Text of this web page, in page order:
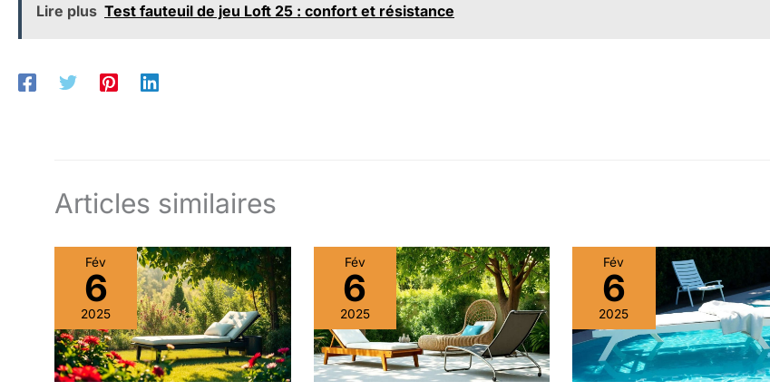
Lire plus Test fauteuil de jeu Loft 25 : confort et résistance
Articles similaires
Fév
6
2025
Fév
6
2025
Fév
6
2025